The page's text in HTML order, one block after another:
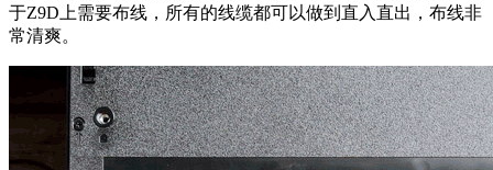
于Z9D上需要布线，所有的线缆都可以做到直入直出，布线非
常清爽。